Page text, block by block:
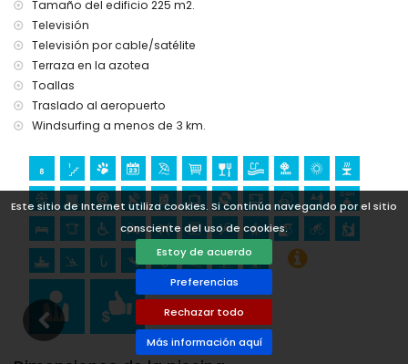
Este sitio de Internet utiliza cookies. Si continúa navegando por el sitio
consciente del uso de cookies.
Estoy de acuerdo
Preferencias
Rechazar todo
Más información aquí
escalada, piragüismo, kayak, pesca, buceo, snorkel, surf,
windsurf y esquí acuático (a menos de 5 kilómetros de la
villa)
golf (Club de Golf Jávea, Jávea) y equitación (a menos de
10 kilómetros de la villa)
Tamaño del edificio 225 m2.
Televisión
Televisión por cable/satélite
Terraza en la azotea
Toallas
Traslado al aeropuerto
Windsurfing a menos de 3 km.